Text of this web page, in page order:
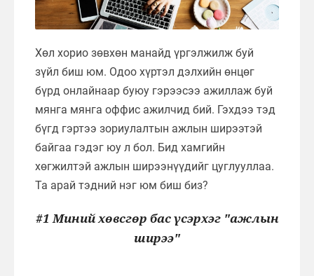
Хөл хорио зөвхөн манайд үргэлжилж буй
зүйл биш юм. Одоо хүртэл дэлхийн өнцөг
бүрд онлайнаар буюу гэрээсээ ажиллаж буй
мянга мянга оффис ажилчид бий. Гэхдээ тэд
бүгд гэртээ зориулалтын ажлын ширээтэй
байгаа гэдэг юу л бол. Бид хамгийн
хөгжилтэй ажлын ширээнүүдийг цуглууллаа.
Та арай тэдний нэг юм биш биз?
#1 Миний хөвсгөр бас үсэрхэг "ажлын
ширээ"